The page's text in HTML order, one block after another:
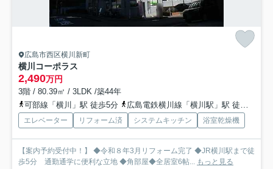
広島市西区横川新町
横川コーポラス
2,490万円
3階 / 80.39㎡ / 3LDK /築44年
可部線「横川」駅 徒歩5分
広島電鉄横川線「横川駅」駅 徒歩5分
エレベーター リフォーム済 システムキッチン 浴室乾燥機
【案内予約受付中！】 ◆令和８年3月リフォーム完了 ◆JR横川駅まで徒
歩5分 通勤通学に便利な立地 ◆角部屋◆全居室6帖... もっと見る